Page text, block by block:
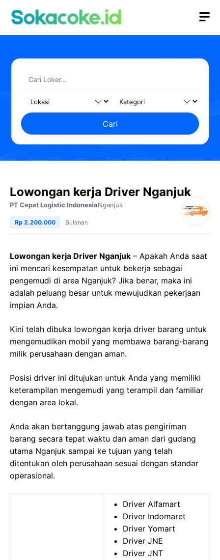
Cari
Lowongan kerja Driver Nganjuk
PT Cepat Logistic IndonesiaNganjuk
Rp 2.200.000 Bulanan
Lowongan kerja Driver Nganjuk – Apakah Anda saat
ini mencari kesempatan untuk bekerja sebagai
pengemudi di area Nganjuk? Jika benar, maka ini
adalah peluang besar untuk mewujudkan pekerjaan
impian Anda.
Kini telah dibuka lowongan kerja driver barang untuk
mengemudikan mobil yang membawa barang-barang
milik perusahaan dengan aman.
Posisi driver ini ditujukan untuk Anda yang memiliki
keterampilan mengemudi yang terampil dan familiar
dengan area lokal.
Anda akan bertanggung jawab atas pengiriman
barang secara tepat waktu dan aman dari gudang
utama Nganjuk sampai ke tujuan yang telah
ditentukan oleh perusahaan sesuai dengan standar
operasional.
Driver Alfamart
Driver Indomaret
Driver Yomart
Driver JNE
Driver JNT